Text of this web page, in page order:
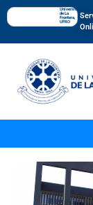
Universidad
de La
Frontera,
UFRO